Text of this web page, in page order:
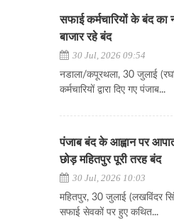
सफाई कर्मचारियों के बंद का
बाजार रहे बंद
30 Jul, 2026 09:54
नडाला/कपूरथला, 30 जुलाई
कर्मचारियों द्वारा दिए गए पंजाब...
पंजाब बंद के आह्वान पर
छोड़ महितपुर पूरी तरह बंद
30 Jul, 2026 10:03
महितपुर, 30 जुलाई (लखविंदर
सफाई सेवकों पर हुए कथित...